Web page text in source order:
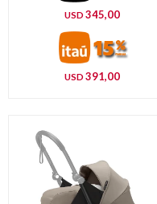
USD 345,00
USD 391,00